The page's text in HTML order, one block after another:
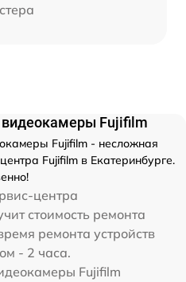
Fujifilm
Fujifilm - несложная
Fujifilm в Екатеринбурге.
центра
стоимость ремонта
ремонта устройств
- 2 часа.
Fujifilm